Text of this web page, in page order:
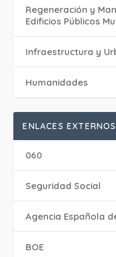
Regeneración y
Edificios Públicos
Infraestructura y
Humanidades
ENLACES EXTERNOS
060
Seguridad Social
Agencia Española
BOE